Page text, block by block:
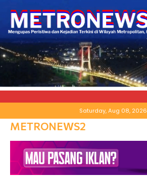
to
content
Saturday, Aug 08, 2026
METRONEWS2